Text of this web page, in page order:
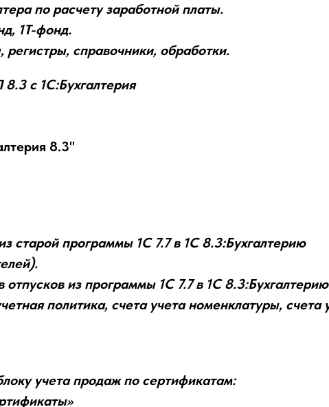
по расчету заработной платы.
1Т-фонд.
справочники, обработки.
с 1С:Бухгалтерия
8.3"
старой программы 1С 7.7 в 1С 8.3:Бухгалтерию
из программы 1С 7.7 в 1С
политика, счета учета номенклатуры, счета
учета продаж по сертификатам: